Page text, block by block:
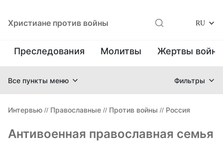
Христиане против войны RU
Преследования Молитвы Жертвы
Все пункты меню Фильтры
Интервью // Православные // Против войны // Россия
Антивоенная православная семья